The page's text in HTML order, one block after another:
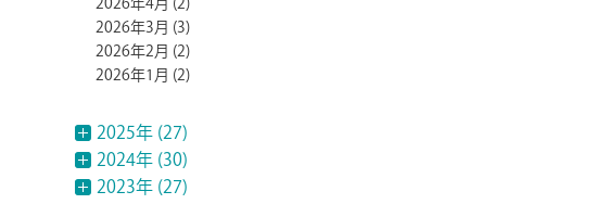
2026年4月 (2)
2026年3月 (3)
2026年2月 (2)
2026年1月 (2)
2025年 (27)
2024年 (30)
2023年 (27)